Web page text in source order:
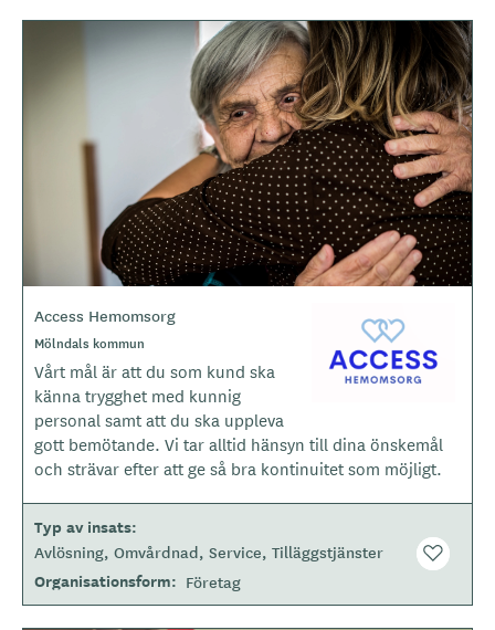
y
p
Access Hemomsorg
O
r
å
d
e
Mölndals kommun
Vårt mål är att du som kund ska
känna trygghet med kunnig
personal samt att du ska uppleva
gott bemötande. Vi tar alltid hänsyn till dina önskemål
och strävar efter att ge så bra kontinuitet som möjligt.
Typ av insats
Avlösning Omvårdnad Service Tilläggstjänster
Organisationsform Företag